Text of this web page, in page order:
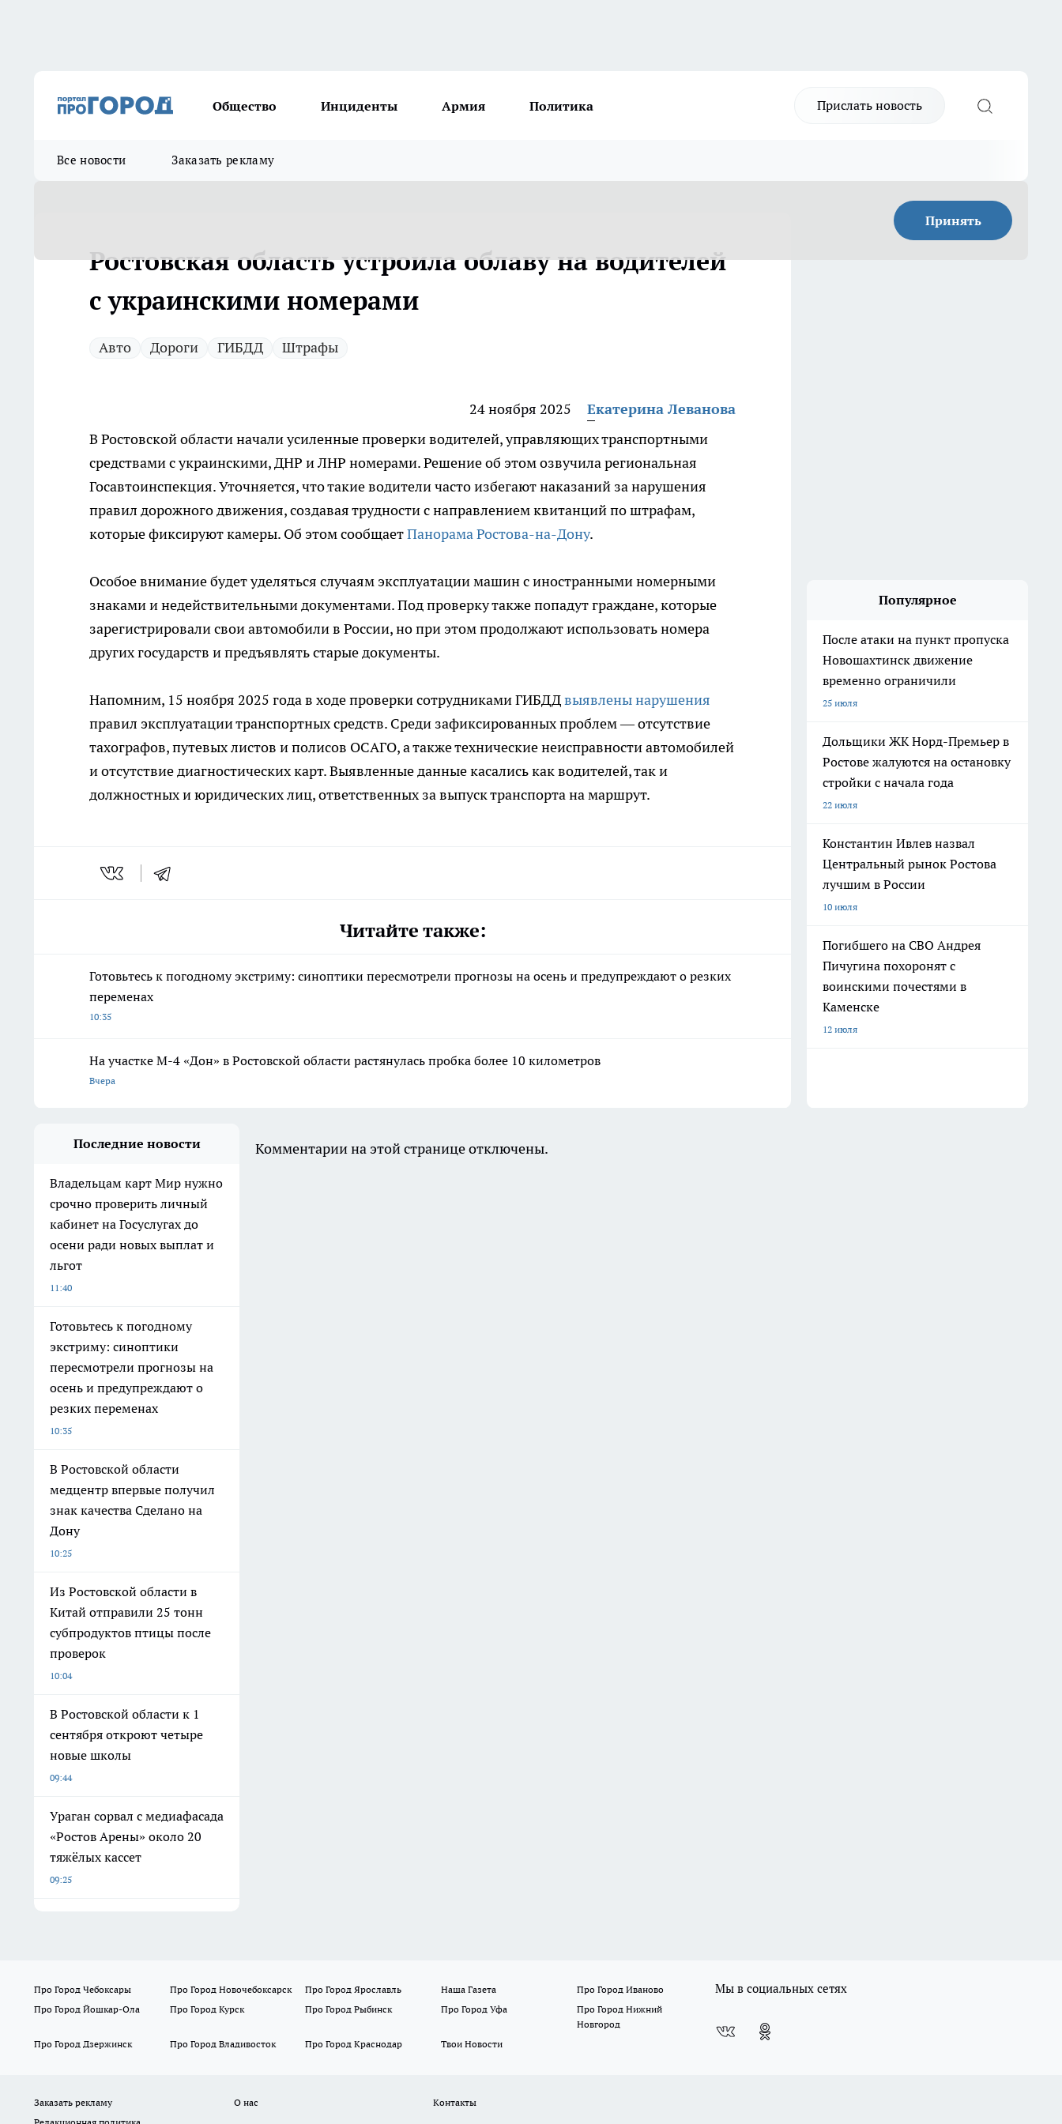
Общество Инциденты Армия Политика Прислать новость
Все новости Заказать рекламу
Принять
Ростовская область устроила облаву на водителей
с украинскими номерами
Авто Дороги ГИБДД Штрафы
24 ноября 2025
Екатерина Леванова
В Ростовской области начали усиленные проверки водителей, управляющих транспортными
средствами с украинскими, ДНР и ЛНР номерами. Решение об этом озвучила региональная
Госавтоинспекция. Уточняется, что такие водители часто избегают наказаний за нарушения
правил дорожного движения, создавая трудности с направлением квитанций по штрафам,
которые фиксируют камеры. Об этом сообщаетПанорама Ростова-на-Дону.
Особое внимание будет уделяться случаям эксплуатации машин с иностранными номерными
знаками и недействительными документами. Под проверку также попадут граждане, которые
зарегистрировали свои автомобили в России, но при этом продолжают использовать номера
других государств и предъявлять старые документы.
Напомним, 15 ноября 2025 года в ходе проверки сотрудниками ГИБДДвыявлены нарушения
правил эксплуатации транспортных средств. Среди зафиксированных проблем — отсутствие
тахографов, путевых листов и полисов ОСАГО, а также технические неисправности автомобилей
и отсутствие диагностических карт. Выявленные данные касались как водителей, так и
должностных и юридических лиц, ответственных за выпуск транспорта на маршрут.
Читайте также:
Готовьтесь к погодному экстриму: синоптики пересмотрели прогнозы на осень и предупреждают о резких
переменах
10:35
На участке М-4 «Дон» в Ростовской области растянулась пробка более 10 километров
Вчера
Популярное
После атаки на пункт пропуска
Новошахтинск движение
временно ограничили
25 июля
Дольщики ЖК Норд-Премьер в
Ростове жалуются на остановку
стройки с начала года
22 июля
Константин Ивлев назвал
Центральный рынок Ростова
лучшим в России
10 июля
Погибшего на СВО Андрея
Пичугина похоронят с
воинскими почестями в
Каменске
12 июля
Последние новости
Владельцам карт Мир нужно
срочно проверить личный
кабинет на Госуслугах до
осени ради новых выплат и
льгот
11:40
Готовьтесь к погодному
экстриму: синоптики
пересмотрели прогнозы на
осень и предупреждают о
резких переменах
10:35
В Ростовской области
медцентр впервые получил
знак качества Сделано на
Дону
10:25
Из Ростовской области в
Китай отправили 25 тонн
субпродуктов птицы после
проверок
10:04
В Ростовской области к 1
сентября откроют четыре
новые школы
09:44
Ураган сорвал с медиафасада
«Ростов Арены» около 20
тяжёлых кассет
09:25
Комментарии на этой странице отключены.
Про Город Чебоксары Про Город Новочебоксарск Про Город Ярославль Наша Газета
Про Город Иваново
Про Город Йошкар-Ола
Про Город Курск Про Город Рыбинск Про Город Уфа
Про Город Нижний
Новгород
Про Город Дзержинск
Про Город Владивосток Про Город Краснодар Твои Новости
Мы в социальных сетях
Заказать рекламу О нас
Контакты